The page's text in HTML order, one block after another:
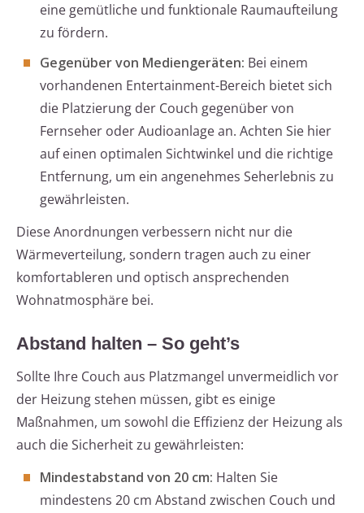
eine gemütliche und funktionale Raumaufteilung
zu fördern.
Gegenüber von Mediengeräten: Bei einem
vorhandenen Entertainment-Bereich bietet sich
die Platzierung der Couch gegenüber von
Fernseher oder Audioanlage an. Achten Sie hier
auf einen optimalen Sichtwinkel und die richtige
Entfernung, um ein angenehmes Seherlebnis zu
gewährleisten.
Diese Anordnungen verbessern nicht nur die
Wärmeverteilung, sondern tragen auch zu einer
komfortableren und optisch ansprechenden
Wohnatmosphäre bei.
Abstand halten – So geht’s
Sollte Ihre Couch aus Platzmangel unvermeidlich vor
der Heizung stehen müssen, gibt es einige
Maßnahmen, um sowohl die Effizienz der Heizung als
auch die Sicherheit zu gewährleisten:
Mindestabstand von 20 cm: Halten Sie
mindestens 20 cm Abstand zwischen Couch und